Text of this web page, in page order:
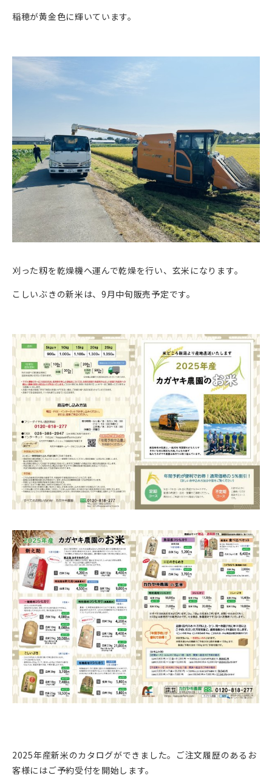
稲穂が黄金色に輝いています。
刈った籾を乾燥機へ運んで乾燥を行い、玄米になります。
こしいぶきの新米は、9月中旬販売予定です。
2025年産新米のカタログができました。ご注文履歴のあるお
客様にはご予約受付を開始します。